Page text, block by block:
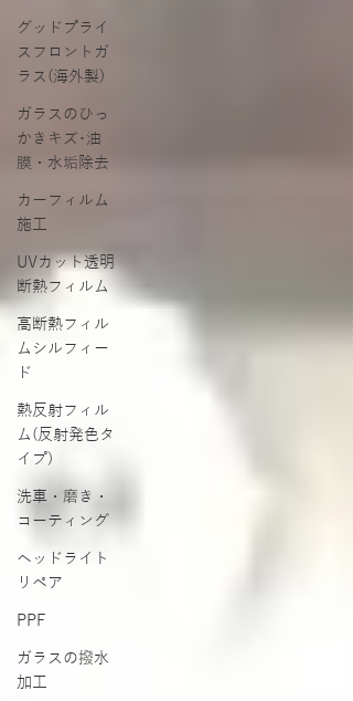
グッドプライ
スフロントガ
ラス(海外製)
ガラスのひっ
かきキズ･油
膜・水垢除去
カーフィルム
施工
UVカット透明
断熱フィルム
高断熱フィル
ムシルフィー
ド
熱反射フィル
ム(反射発色タ
イプ)
洗車・磨き・
コーティング
ヘッドライト
リペア
PPF
ガラスの撥水
加工